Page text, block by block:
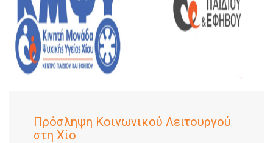
Πρόσληψη Κοινωνικού Λειτουργού
στη Χίο